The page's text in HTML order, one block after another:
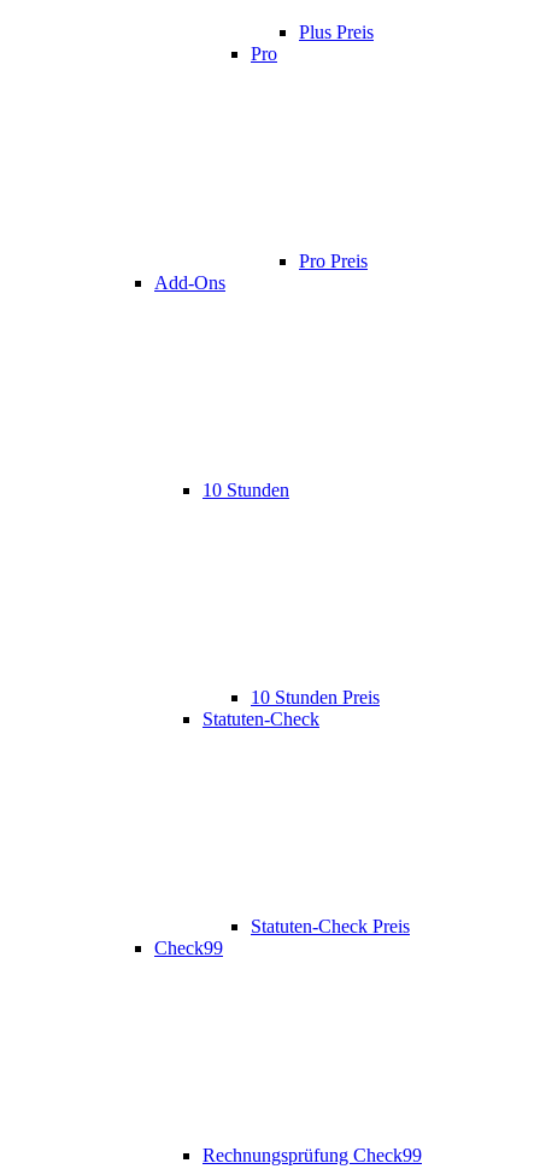
Plus Preis
Pro
Pro Preis
Add-Ons
10 Stunden
10 Stunden Preis
Statuten-Check
Statuten-Check Preis
Check99
Rechnungsprüfung Check99